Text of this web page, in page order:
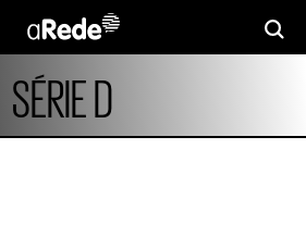
SÉRIE D